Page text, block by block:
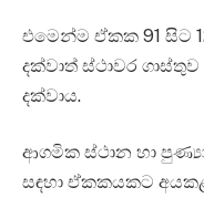
එමෙන්ම ඒකක 91 සිට
දක්වාත් ස්ථාවර
දක්වාය.
ආගමික ස්ථාන හා
සඳහා ඒකකයකට